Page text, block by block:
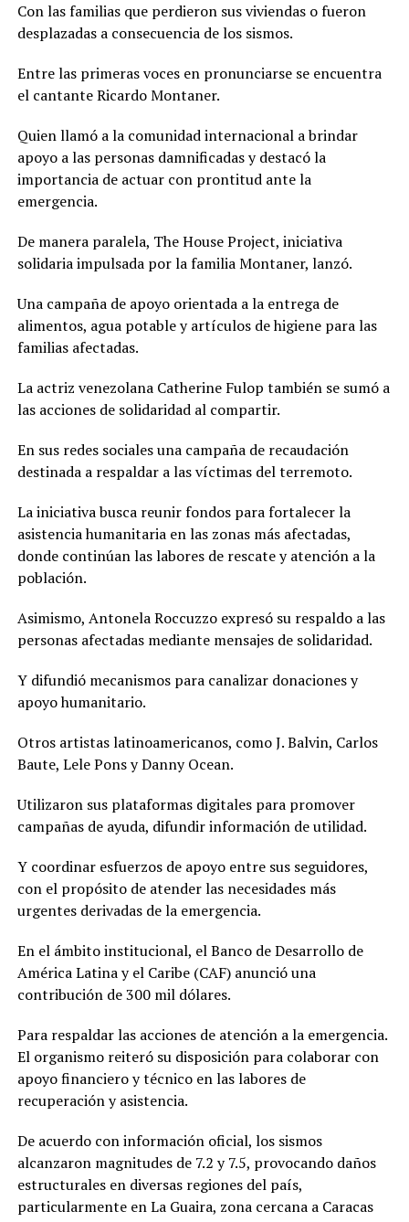
Con las familias que perdieron sus viviendas o fueron
desplazadas a consecuencia de los sismos.
Entre las primeras voces en pronunciarse se encuentra
el cantante Ricardo Montaner.
Quien llamó a la comunidad internacional a brindar
apoyo a las personas damnificadas y destacó la
importancia de actuar con prontitud ante la
emergencia.
De manera paralela, The House Project, iniciativa
solidaria impulsada por la familia Montaner, lanzó.
Una campaña de apoyo orientada a la entrega de
alimentos, agua potable y artículos de higiene para las
familias afectadas.
La actriz venezolana Catherine Fulop también se sumó a
las acciones de solidaridad al compartir.
En sus redes sociales una campaña de recaudación
destinada a respaldar a las víctimas del terremoto.
La iniciativa busca reunir fondos para fortalecer la
asistencia humanitaria en las zonas más afectadas,
donde continúan las labores de rescate y atención a la
población.
Asimismo, Antonela Roccuzzo expresó su respaldo a las
personas afectadas mediante mensajes de solidaridad.
Y difundió mecanismos para canalizar donaciones y
apoyo humanitario.
Otros artistas latinoamericanos, como J. Balvin, Carlos
Baute, Lele Pons y Danny Ocean.
Utilizaron sus plataformas digitales para promover
campañas de ayuda, difundir información de utilidad.
Y coordinar esfuerzos de apoyo entre sus seguidores,
con el propósito de atender las necesidades más
urgentes derivadas de la emergencia.
En el ámbito institucional, el Banco de Desarrollo de
América Latina y el Caribe (CAF) anunció una
contribución de 300 mil dólares.
Para respaldar las acciones de atención a la emergencia.
El organismo reiteró su disposición para colaborar con
apoyo financiero y técnico en las labores de
recuperación y asistencia.
De acuerdo con información oficial, los sismos
alcanzaron magnitudes de 7.2 y 7.5, provocando daños
estructurales en diversas regiones del país,
particularmente en La Guaira, zona cercana a Caracas